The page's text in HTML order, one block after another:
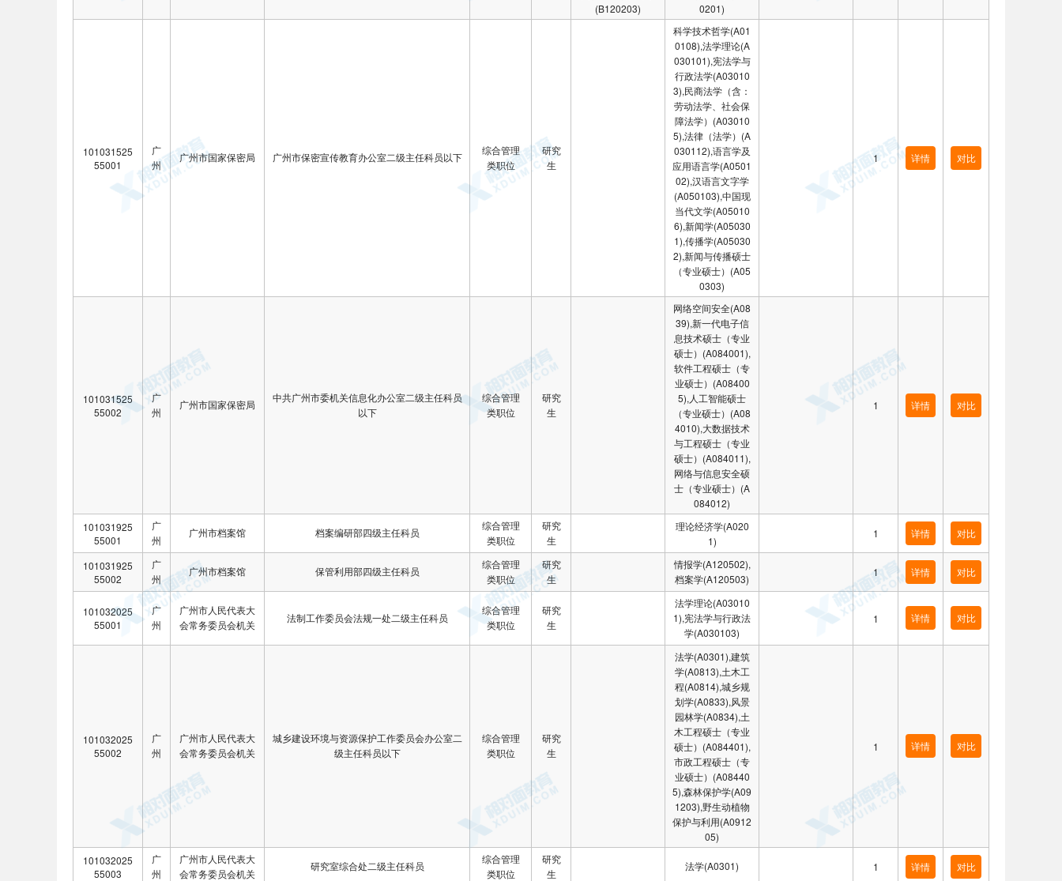
(B120203)
0201)
101031525
55001
广
州
广州市国家保密局 广州市保密宣传教育办公室二级主任科员以下
综合管理
类职位
研究
生
科学技术哲学(A01
0108),法学理论(A
030101),宪法学与
行政法学(A03010
3),民商法学（含：
劳动法学、社会保
障法学）(A03010
5),法律（法学）(A
030112),语言学及
应用语言学(A0501
02),汉语言文字学
(A050103),中国现
当代文学(A05010
6),新闻学(A05030
1),传播学(A05030
2),新闻与传播硕士
（专业硕士）(A05
0303)
1 详情 对比
101031525
55002
广
州
广州市国家保密局
中共广州市委机关信息化办公室二级主任科员
以下
综合管理
类职位
研究
生
网络空间安全(A08
39),新一代电子信
息技术硕士（专业
硕士）(A084001),
软件工程硕士（专
业硕士）(A08400
5),人工智能硕士
（专业硕士）(A08
4010),大数据技术
与工程硕士（专业
硕士）(A084011),
网络与信息安全硕
士（专业硕士）(A
084012)
1 详情 对比
101031925
55001
广
州
广州市档案馆 档案编研部四级主任科员
综合管理
类职位
研究
生
理论经济学(A020
1)
1 详情 对比
101031925
55002
广
州
广州市档案馆 保管利用部四级主任科员
综合管理
类职位
研究
生
情报学(A120502),
档案学(A120503)
1 详情 对比
101032025
55001
广
州
广州市人民代表大
会常务委员会机关
法制工作委员会法规一处二级主任科员
综合管理
类职位
研究
生
法学理论(A03010
1),宪法学与行政法
学(A030103)
1 详情 对比
101032025
55002
广
州
广州市人民代表大
会常务委员会机关
城乡建设环境与资源保护工作委员会办公室二
级主任科员以下
综合管理
类职位
研究
生
法学(A0301),建筑
学(A0813),土木工
程(A0814),城乡规
划学(A0833),风景
园林学(A0834),土
木工程硕士（专业
硕士）(A084401),
市政工程硕士（专
业硕士）(A08440
5),森林保护学(A09
1203),野生动植物
保护与利用(A0912
05)
1 详情 对比
101032025
55003
广
州
广州市人民代表大
会常务委员会机关
研究室综合处二级主任科员
综合管理
类职位
研究
生
法学(A0301) 1 详情 对比